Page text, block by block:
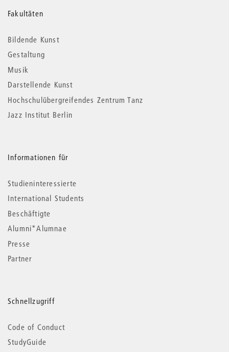
Weitere
Informationen
Fakultäten
Bildende Kunst
Gestaltung
Musik
Darstellende Kunst
Hochschulübergreifendes Zentrum Tanz
Jazz Institut Berlin
Informationen für
Studieninteressierte
International Students
Beschäftigte
Alumni*Alumnae
Presse
Partner
Schnellzugriff
Code of Conduct
StudyGuide